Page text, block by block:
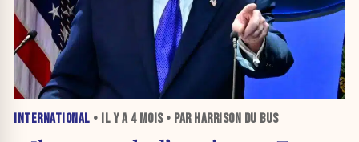
INTERNATIONAL • IL Y A 4 MOIS• PAR HARRISON DU BUS